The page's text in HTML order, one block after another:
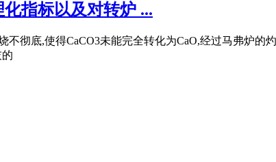
指标以及对转炉 ...
彻底,使得CaCO3未能完全转化为CaO,经过马弗炉